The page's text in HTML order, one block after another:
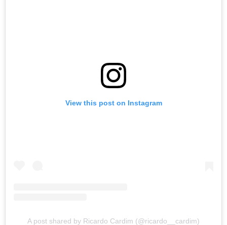
View this post on Instagram
A post shared by Ricardo Cardim (@ricardo__cardim)